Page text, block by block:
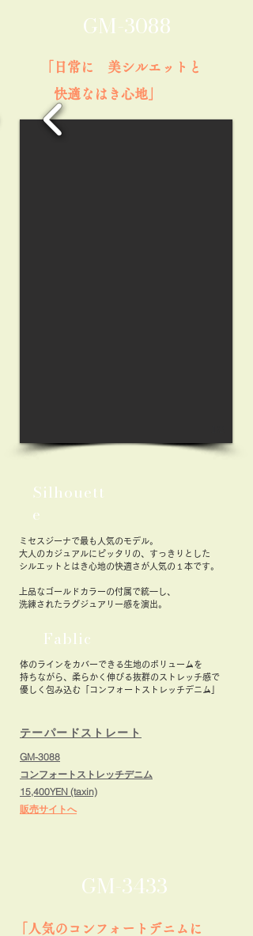
GM-3088
​「日常に 美シルエットと
快適なはき心地」
Silhouett
e
ミセスジーナで最も人気のモデル。
大人のカジュアルにピッタリの、すっきりとした
シルエットとはき心地の快適さが人気の１本です。
​上品なゴールドカラーの付属で統一し、
​洗練されたラグジュアリー感を演出。
Fablic
体のラインをカバーできる生地のボリュームを
持ちながら、柔らかく伸びる抜群のストレッチ感で
優しく包み込む「コンフォートストレッチデニム」
テーパードストレート
GM-3088
コンフォートストレッチデニム
15,400YEN (taxin)
販売サイトへ
GM-3433
​「人気のコンフォートデニムに